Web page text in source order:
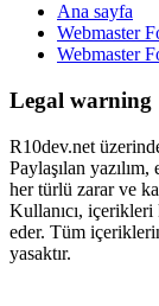
Ana sayfa
Webmaster
Webmaster
Legal warning
R10dev.net
Paylaşılan
her türlü zarar ve
Kullanıcı, içerikleri
eder. Tüm
yasaktır.